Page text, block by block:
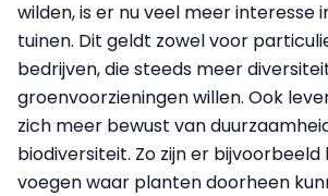
wilden, is er nu veel meer interesse
tuinen. Dit geldt zowel voor
bedrijven, die steeds meer
groenvoorzieningen willen. Ook
zich meer bewust van
biodiversiteit. Zo zijn er
voegen waar planten doorheen